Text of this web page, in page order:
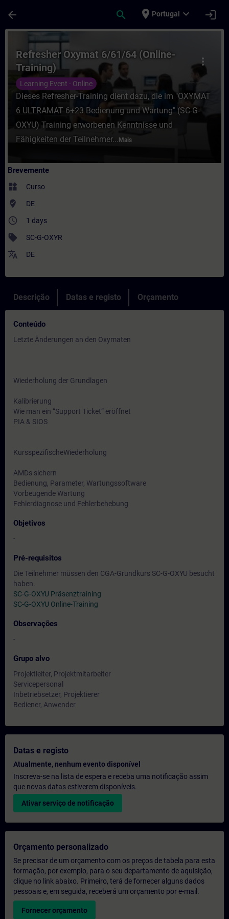
arrow_back search place Portugal expand_more login
Curso - Refresher Oxymat 6/61/64
more_vert
Refresher Oxymat 6/61/64 (Online-
Training)
Learning Event - Online
Dieses Refresher-Training dient dazu, die im "OXYMAT
6 ULTRAMAT 6+23 Bedienung und Wartung" (SC-G-
OXYU) Training erworbenen Kenntnisse und
Fähigkeiten der Teilnehmer... Mais
Brevemente
widgets Curso
where_to_vote DE
access_time 1 days
sell SC-G-OXYR
translate DE
Descrição Datas e registo Orçamento
Conteúdo
Letzte Änderungen an den Oxymaten
Wiederholung der Grundlagen
Kalibrierung
Wie man ein “Support Ticket” eröffnet
PIA & SIOS
KursspezifischeWiederholung
AMDs sichern
Bedienung, Parameter, Wartungssoftware
Vorbeugende Wartung
Fehlerdiagnose und Fehlerbehebung
Objetivos
-
Pré-requisitos
Die Teilnehmer müssen den CGA-Grundkurs SC-G-OXYU besucht
haben.
SC-G-OXYU Präsenztraining
SC-G-OXYU Online-Training
Observações
-
Grupo alvo
Projektleiter, Projektmitarbeiter
Servicepersonal
Inbetriebsetzer, Projektierer
Bediener, Anwender
Datas e registo
Atualmente, nenhum evento disponível
Inscreva-se na lista de espera e receba uma notificação assim
que novas datas estiverem disponíveis.
Ativar serviço de notificação
Orçamento personalizado
Se precisar de um orçamento com os preços de tabela para esta
formação, por exemplo, para o seu departamento de aquisição,
clique no link abaixo. Primeiro, terá de fornecer alguns dados
pessoais e, em seguida, receberá um orçamento por e-mail.
Fornecer orçamento